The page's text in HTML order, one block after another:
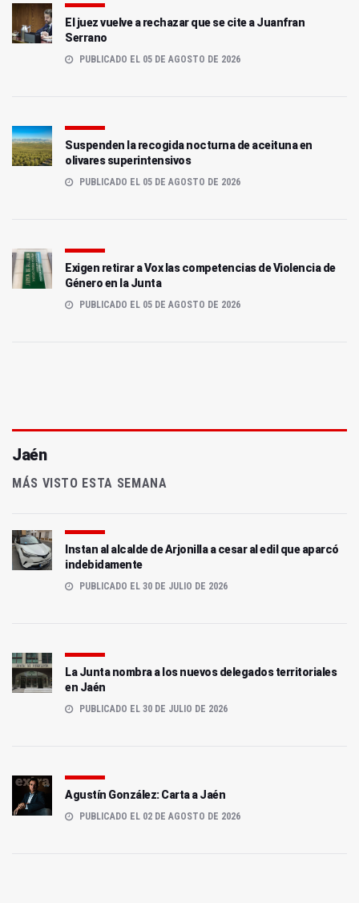
El juez vuelve a rechazar que se cite a Juanfran
Serrano
PUBLICADO EL 05 DE AGOSTO DE 2026
Suspenden la recogida nocturna de aceituna en
olivares superintensivos
PUBLICADO EL 05 DE AGOSTO DE 2026
Exigen retirar a Vox las competencias de Violencia de
Género en la Junta
PUBLICADO EL 05 DE AGOSTO DE 2026
Jaén
MÁS VISTO ESTA SEMANA
Instan al alcalde de Arjonilla a cesar al edil que aparcó
indebidamente
PUBLICADO EL 30 DE JULIO DE 2026
La Junta nombra a los nuevos delegados territoriales
en Jaén
PUBLICADO EL 30 DE JULIO DE 2026
Agustín González: Carta a Jaén
PUBLICADO EL 02 DE AGOSTO DE 2026